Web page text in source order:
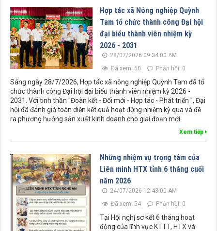
Hợp tác xã Nông nghiệp Quỳnh
Tam tổ chức thành công Đại hội
đại biểu thành viên nhiệm kỳ
2026 - 2031
28/07/2026 09:34:00 AM
Đã xem: 60
Phản hồi: 0
Sáng ngày 28/7/2026, Hợp tác xã nông nghiệp Quỳnh Tam đã tổ
chức thành công Đại hội đại biểu thành viên nhiệm kỳ 2026 -
2031. Với tinh thần "Đoàn kết - Đổi mới - Hợp tác - Phát triển ", Đại
hội đã đánh giá toàn diện kết quả hoạt động nhiệm kỳ qua và đề
ra phương hướng sản xuất kinh doanh cho giai đoạn mới.
Xem tiếp
Những nhiệm vụ trọng tâm của
Liên minh HTX tỉnh 6 tháng cuối
năm 2026
24/07/2026 12:43:00 AM
Đã xem: 54
Phản hồi: 0
Tại Hội nghị sơ kết 6 tháng hoạt
động của lĩnh vực KTTT, HTX và